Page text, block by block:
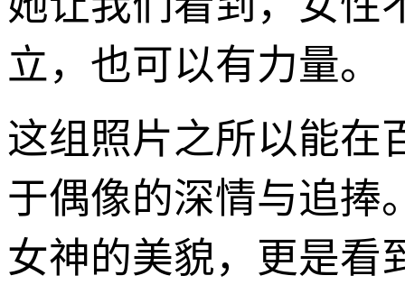
立，也可以有力量。
这组照片之所以能在
于偶像的深情与追捧
女神的美貌，更是看